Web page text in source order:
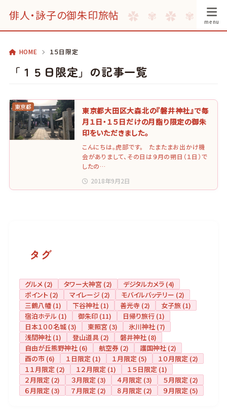
俳人・詠子の御朱印旅帖
HOME １５日限定
「１５日限定」の記事一覧
東京都大田区大森北の『磐井神社』で毎
月１日・１５日だけの月詣り限定の御朱
印をいただきました。
こんにちは。虎部です。 たまたまお出かけ機
会がありまして、その日は９月の朔日（１日）で
したの…
2018年9月2日
東京都
タグ
グルメ(2) タワー大神宮 (2) デジタルカメラ(4)
ポイント (2) マイレージ(2) モバイルバッテリー (2)
三鶴八幡(1) 下谷神社(1) 善光寺 (2) 女子旅(1)
宿泊ホテル(1) 御朱印(11) 日帰り旅行(1)
日本１００名城(3) 東照宮 (3) 氷川神社(7)
浅間神社(1) 登山道具(2) 磐井神社(8)
自由が丘熊野神社(6) 航空券 (2) 護国神社(2)
酉の市(6) １日限定 (1) １月限定 (5) １０月限定 (2)
１１月限定 (2) １２月限定 (1) １５日限定 (1)
２月限定 (2) ３月限定 (3) ４月限定 (3) ５月限定 (2)
６月限定 (3) ７月限定 (2) ８月限定 (2) ９月限定 (5)